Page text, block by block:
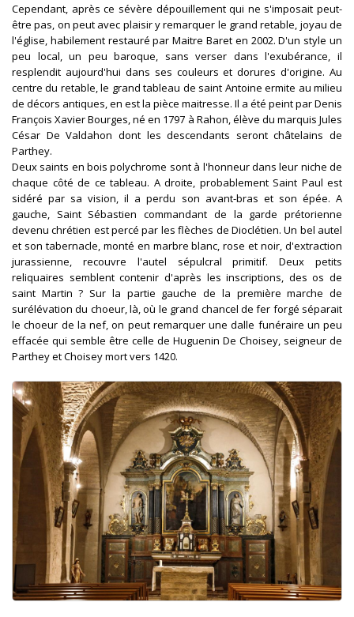
Cependant, après ce sévère dépouillement qui ne s'imposait peut-
être pas, on peut avec plaisir y remarquer le grand retable, joyau de
l'église, habilement restauré par Maitre Baret en 2002. D'un style un
peu local, un peu baroque, sans verser dans l'exubérance, il
resplendit aujourd'hui dans ses couleurs et dorures d'origine. Au
centre du retable, le grand tableau de saint Antoine ermite au milieu
de décors antiques, en est la pièce maitresse. Il a été peint par Denis
François Xavier Bourges, né en 1797 à Rahon, élève du marquis Jules
César De Valdahon dont les descendants seront châtelains de
Parthey.
Deux saints en bois polychrome sont à l'honneur dans leur niche de
chaque côté de ce tableau. A droite, probablement Saint Paul est
sidéré par sa vision, il a perdu son avant-bras et son épée. A
gauche, Saint Sébastien commandant de la garde prétorienne
devenu chrétien est percé par les flèches de Dioclétien. Un bel autel
et son tabernacle, monté en marbre blanc, rose et noir, d'extraction
jurassienne, recouvre l'autel sépulcral primitif. Deux petits
reliquaires semblent contenir d'après les inscriptions, des os de
saint Martin ? Sur la partie gauche de la première marche de
surélévation du choeur, là, où le grand chancel de fer forgé séparait
le choeur de la nef, on peut remarquer une dalle funéraire un peu
effacée qui semble être celle de Huguenin De Choisey, seigneur de
Parthey et Choisey mort vers 1420.